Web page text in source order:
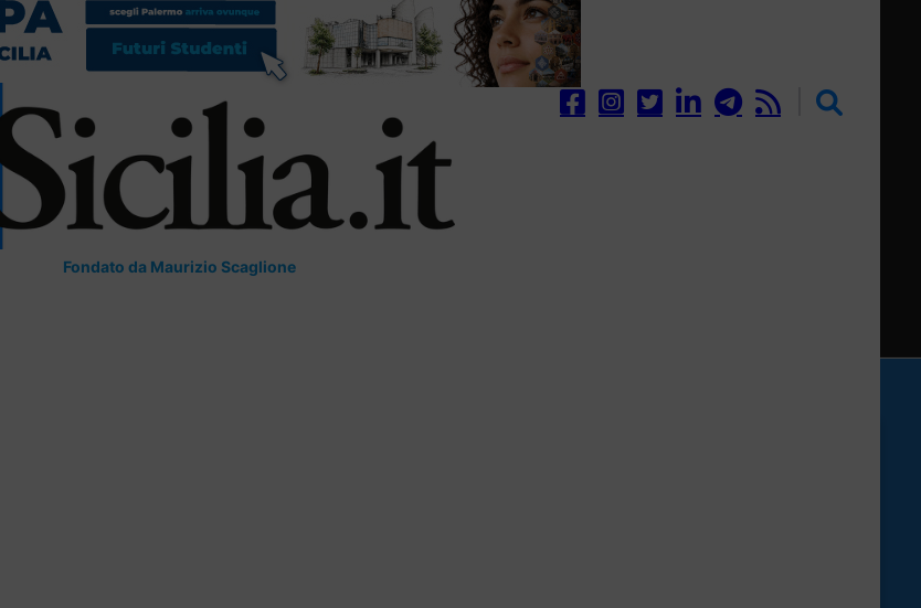
Fondato da Maurizio Scaglione